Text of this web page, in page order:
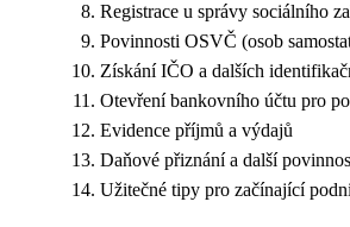
Registrace u správy sociálního
Povinnosti OSVČ (osob
Získání IČO a dalších
Otevření bankovního účtu pro
Evidence příjmů a výdajů
Daňové přiznání a další
Užitečné tipy pro začínající